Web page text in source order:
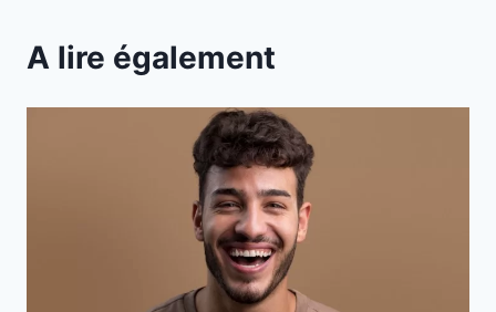
A lire également